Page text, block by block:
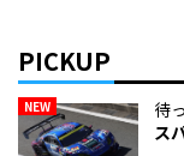
PICKUP
NEW
待
ス